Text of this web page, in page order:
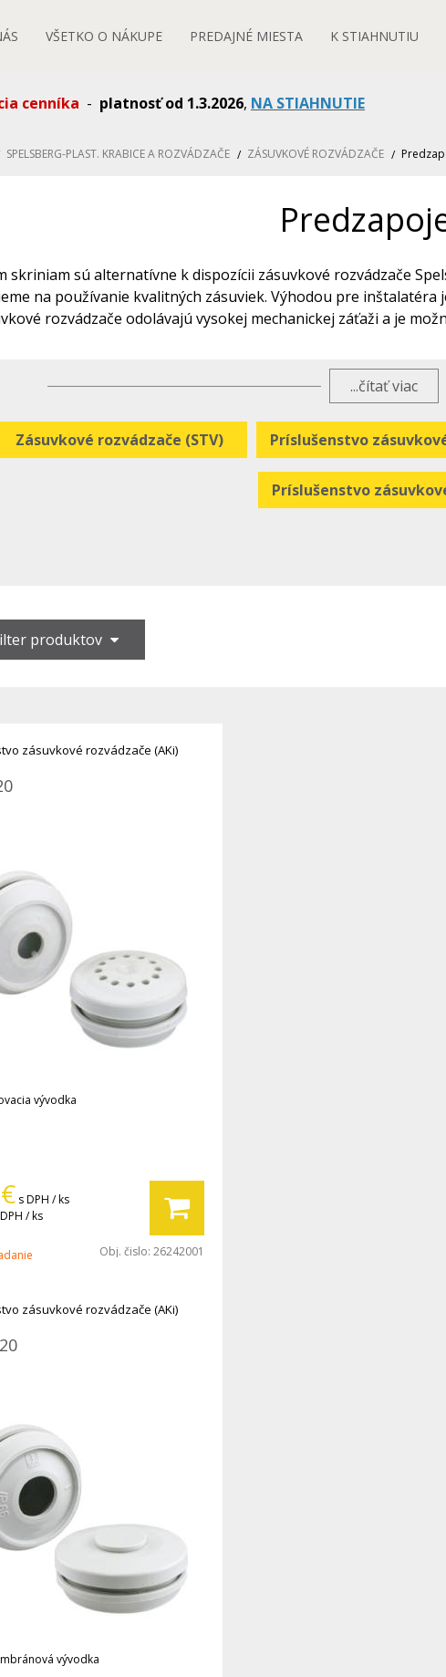
VŠETKO O NÁKUPE PREDAJNÉ MIESTA K STIAHNUTIU
cenníka - platnosť od 1.3.2026, NA STIAHNUTIE
SPELSBERG-PLAST. KRABICE A ROZVÁDZAČE ZÁSUVKOVÉ ROZVÁDZAČE
skriniam sú alternatívne k dispozícii zásuvkové rozvádzače
na používanie kvalitných zásuviek. Výhodou pre
rozvádzače odolávajú vysokej mechanickej záťaži a je
...čítať viac
Zásuvkové rozvádzače (STV) Príslušenstvo
Príslušenstvo
produktov
zásuvkové rozvádzače (AKi)
vývodka
€ s DPH / ks
/ ks
Obj. čislo: 26242001
zásuvkové rozvádzače (AKi)
vývodka